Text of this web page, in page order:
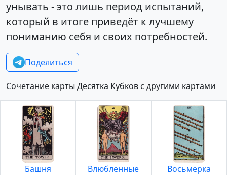
унывать - это лишь период испытаний,
который в итоге приведёт к лучшему
пониманию себя и своих потребностей.
Поделиться
Сочетание карты Десятка Кубков с другими картами
Башня Влюбленные
Восьмерка